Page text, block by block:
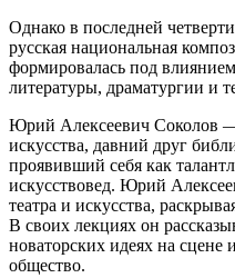
Однако в последней
русская национальная
формировалась под
литературы, драматургии и
Юрий Алексеевич Соколов
искусства, давний друг
проявивший себя как
искусствовед. Юрий
театра и искусства,
В своих лекциях он
новаторских идеях на сцене
общество.